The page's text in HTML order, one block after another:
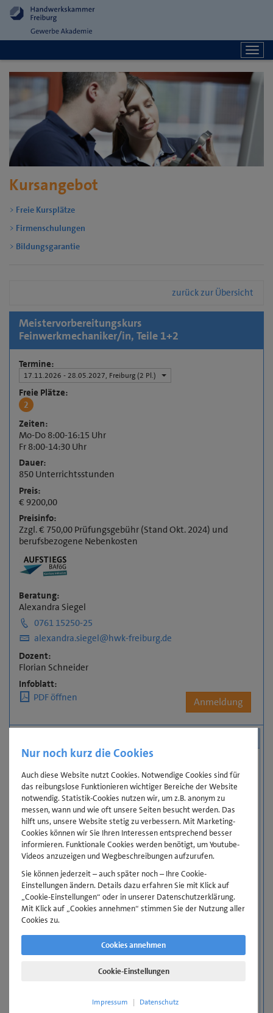
Kursangebot
Freie Kursplätze
Firmenschulungen
Bildungsgarantie
zurück zur Übersicht
Meistervorbereitungskurs
Feinwerkmechaniker/in, Teile 1+2
Termine:
17.11.2026 - 28.05.2027, Freiburg (2 Pl.)
Freie Plätze:
2
Zeiten:
Mo-Do 8:00-16:15 Uhr
Fr 8:00-14:30 Uhr
Dauer:
850 Unterrichtsstunden
Preis:
€ 9200,00
Preisinfo:
Zzgl. € 750,00 Prüfungsgebühr (Stand Okt. 2024) und
berufsbezogene Nebenkosten
Beratung:
Alexandra Siegel
0761 15250-25
alexandra.siegel@hwk-freiburg.de
Dozent:
Florian Schneider
Infoblatt:
PDF öffnen
Anmeldung
Bestimmte Termine dieses Lehrgangs werden im
Blended Learning-Format durchgeführt. Diese sind
durch ein Symbol gekennzeichnet. Gewinnen Sie dabei
mehr Freiheit beim Lernen: Flexibel, eigenmotiviert,
interaktiv, praxisnah, gemeinsam.
Sofern also Präsenz-Weiterbildungen mit starren
Zeitplänen und weiten Anfahrtsstrecken nicht so gut
zu Ihrem beruflichen und privaten Rhythmus passen,
buchen Sie einfach einen Termin, der als Online-
Seminar angeboten wird. Profitieren Sie damit vom
neuen Lernkonzept der Gewerbe Akademie.
Der Staat fördert Ihre berufliche Weiterbildung mit
Aufstiegsfortbildungsförderungsgesetz (AFBG). Sie
Prüfungskosten als Zuschuss erhalten. Informieren Sie
Nur noch kurz die Cookies
Auch diese Website nutzt Cookies. Notwendige Cookies sind für
das reibungslose Funktionieren wichtiger Bereiche der Website
notwendig. Statistik-Cookies nutzen wir, um z.B. anonym zu
messen, wann und wie oft unsere Seiten besucht werden. Das
hilft uns, unsere Website stetig zu verbessern. Mit Marketing-
Cookies können wir Sie Ihren Interessen entsprechend besser
informieren. Funktionale Cookies werden benötigt, um Youtube-
Videos anzuzeigen und Wegbeschreibungen aufzurufen.
Sie können jederzeit – auch später noch – Ihre Cookie-
Einstellungen ändern. Details dazu erfahren Sie mit Klick auf
„Cookie-Einstellungen“ oder in unserer Datenschutzerklärung.
Mit Klick auf „Cookies annehmen“ stimmen Sie der Nutzung aller
Cookies zu.
Cookies annehmen
Cookie-Einstellungen
Impressum | Datenschutz